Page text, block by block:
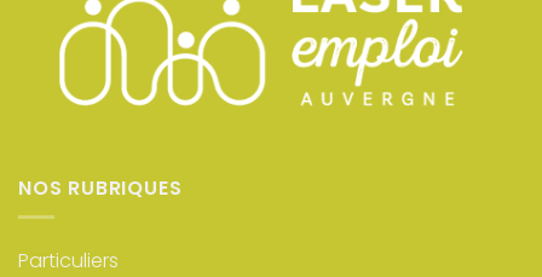
NOS RUBRIQUES
Particuliers